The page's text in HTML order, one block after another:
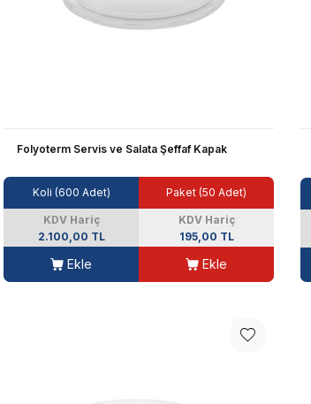
Folyoterm Servis ve Salata Şeffaf Kapak
Koli (600 Adet)
KDV Hariç
2.100,00 TL
Ekle
Paket (50 Adet)
KDV Hariç
195,00 TL
Ekle